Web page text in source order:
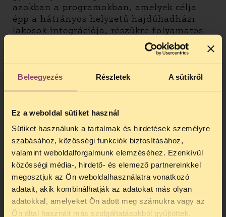
Beleegyezés Részletek A sütikről
Ez a weboldal sütiket használ
Sütiket használunk a tartalmak és hirdetések személyre
szabásához, közösségi funkciók biztosításához,
valamint weboldalforgalmunk elemzéséhez. Ezenkívül
közösségi média-, hirdető- és elemező partnereinkkel
megosztjuk az Ön weboldalhasználatra vonatkozó
adatait, akik kombinálhatják az adatokat más olyan
adatokkal, amelyeket Ön adott meg számukra vagy az
Ön által használt más szolgáltatásokból gyűjtöttek.
azokban a programokban, amelyek célja
épp a hátrányos helyzetű hajdúhadházi
lakosok integrációja, részükre folyamatos
szociális munka és jobb életkörülmények
A családok elhelyezésével foglalkozott
ugyan a gyermekjóléti központ, de nem
távon megoldaná az érintettek lakhatását
a településen. Felmerült, hogy többen egy
időre a Hajdúhadháztól 150 km-re lévő
Gyulára mehetnének, a családok átmeneti
otthonába, de a családok együttes
elhelyezését itt sem biztosítanák.
Az elnyert uniós támogatásra vonatkozó
szerződés pontos tartalmát nem ismerjük,
mert azt – az ilyen támogatásoknál
TELEFONOS JOGSEGÉLY